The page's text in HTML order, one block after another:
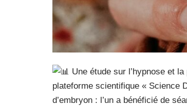
Une étude sur l’hypnose et
plateforme scientifique « Science
d’embryon : l’un a bénéficié de